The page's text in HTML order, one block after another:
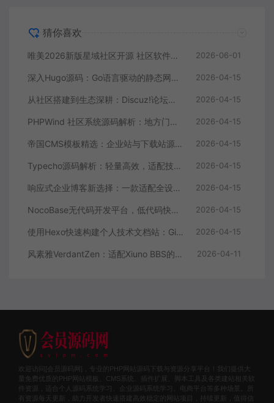
猜你喜欢
唯美2026新版星域社区开源 社区软件三端APP源码 2026-06-01
深入Hugo源码：Go语言驱动的静态网站生成器核心解析 2026-04-15
从社区搭建到生态深耕：Discuz!论坛源码的进阶价值 2026-04-15
PHPWind 社区系统源码解析：地方门户与论坛的技术实现 2026-04-15
帝国CMS模板精选：企业站与下载站源码全解析 2026-04-15
Typecho源码解析：轻量高效，适配技术博主的个人博客首选 2026-04-15
响应式企业博客新选择：一款适配全设备的WordPress主题源码 2026-04-15
NocoBase无代码开发平台，低代码快速搭建应用，支持自定义工作流 2026-04-15
使用Hexo快速构建个人技术文档站：GitHub Pages托管全攻略 2026-04-15
风素雅VerdantZen：适配Xiuno BBS的现代化主题源码解析与体验优化 2026-04-11
欢迎访问[会员源码网]，专业的PHP网站源码下载与资源分享平台！我们提供大
量免费优质的PHP网站模板、CMS系统、插件扩展、脚本工具及各类建站相关软
件资源，适合个人源码系统学习、企业源码系统学习、电商平台等多种场景。所
有资源每天更新，助力开发者快速搭建高效稳定的网站项目，持续更新，值得信